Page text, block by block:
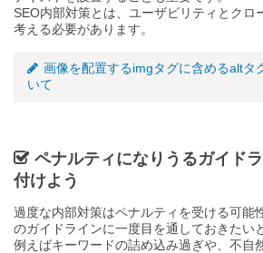
SEO内部対策とは、ユーザビリティとクロ
考える必要があります。
画像を配置するimgタグに含めるaltタ
いて
ペナルティになりうるガイド
付けよう
過度な内部対策はペナルティを受ける可能
のガイドラインに一度目を通しておきたい
例えばキーワードの詰め込み過ぎや、不自